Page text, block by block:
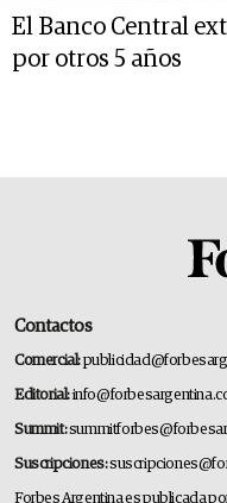
El Banco Central
por otros 5 años
Contactos
Comercial:
Editorial:
Summit:
Suscripciones:
Forbes Argentina es publicada